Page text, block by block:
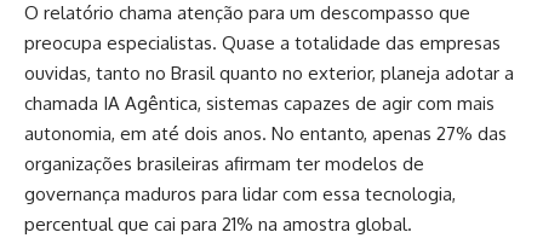
O relatório chama atenção para um descompasso que
preocupa especialistas. Quase a totalidade das empresas
ouvidas, tanto no Brasil quanto no exterior, planeja adotar a
chamada IA Agêntica, sistemas capazes de agir com mais
autonomia, em até dois anos. No entanto, apenas 27% das
organizações brasileiras afirmam ter modelos de
governança maduros para lidar com essa tecnologia,
percentual que cai para 21% na amostra global.